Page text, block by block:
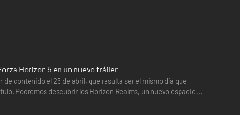
Horizon 5 en un nuevo tráiler
contenido el 25 de abril, que resulta ser el mismo día que
Podremos descubrir los Horizon Realms, un nuevo espacio en